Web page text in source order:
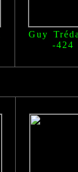
Guy
-424